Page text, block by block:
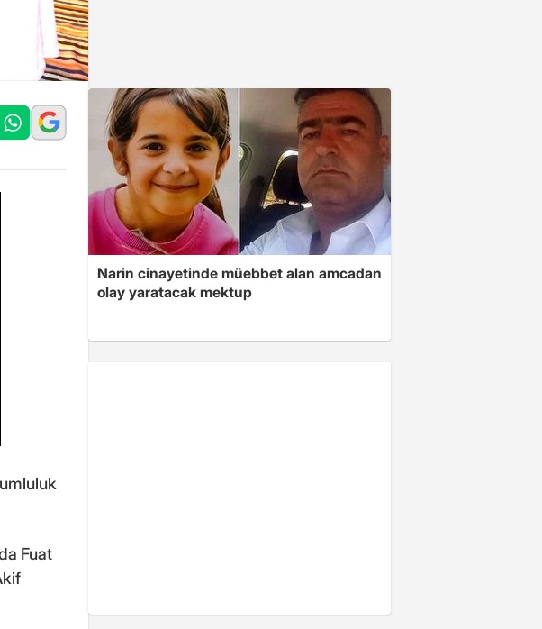
Fuat
Narin cinayetinde müebbet alan amcadan
olay yaratacak mektup